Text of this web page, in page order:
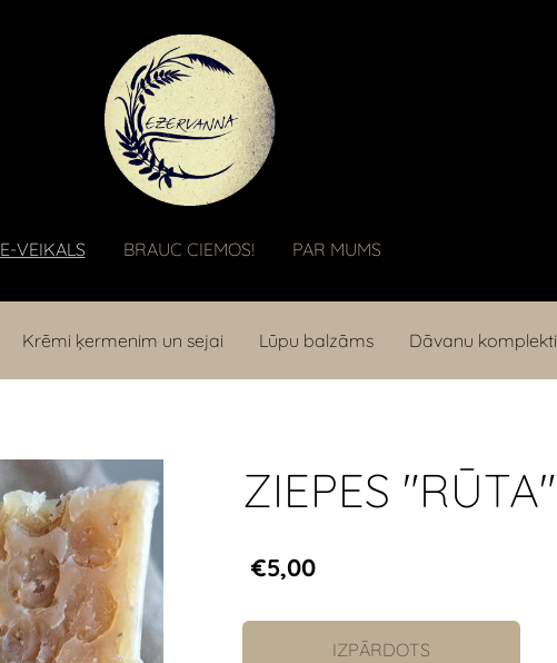
E-VEIKALS BRAUC CIEMOS! PAR MUMS
Krēmi ķermenim un sejai Lūpu balzāms Dāvanu komplekti
ZIEPES "RŪTA"
€5,00
IZPĀRDOTS